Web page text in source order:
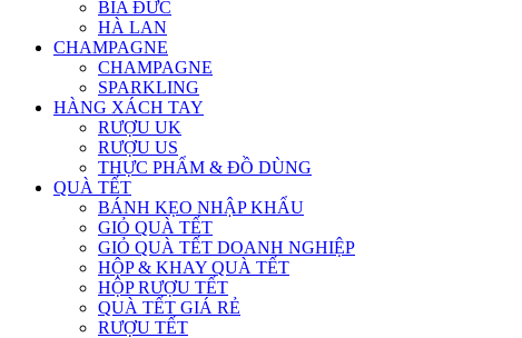
BIA ĐỨC
HÀ LAN
CHAMPAGNE
CHAMPAGNE
SPARKLING
HÀNG XÁCH TAY
RƯỢU UK
RƯỢU US
THỰC PHẨM & ĐỒ DÙNG
QUÀ TẾT
BÁNH KẸO NHẬP KHẨU
GIỎ QUÀ TẾT
GIỎ QUÀ TẾT DOANH NGHIỆP
HỘP & KHAY QUÀ TẾT
HỘP RƯỢU TẾT
QUÀ TẾT GIÁ RẺ
RƯỢU TẾT